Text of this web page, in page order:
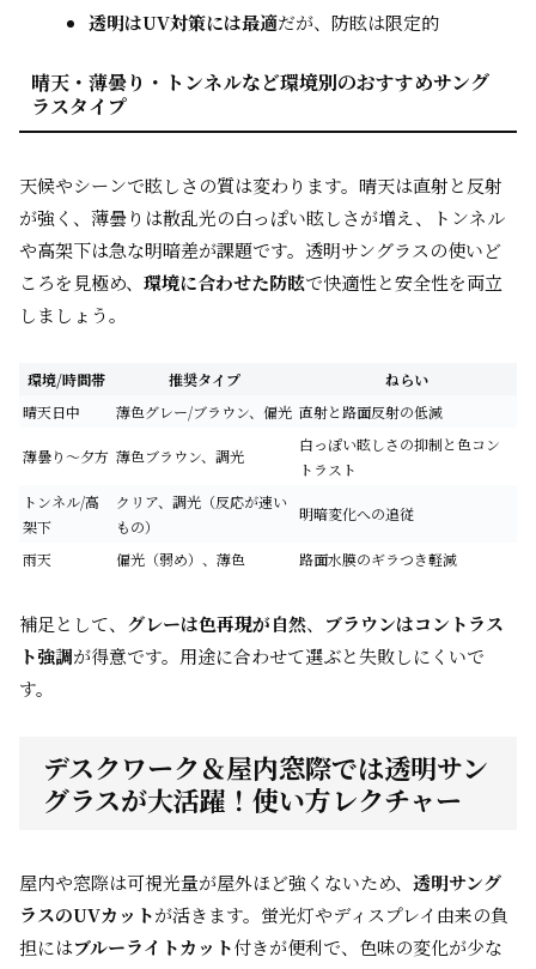
透明はUV対策には最適だが、防眩は限定的
晴天・薄曇り・トンネルなど環境別のおすすめサング
ラスタイプ
天候やシーンで眩しさの質は変わります。晴天は直射と反射
が強く、薄曇りは散乱光の白っぽい眩しさが増え、トンネル
や高架下は急な明暗差が課題です。透明サングラスの使いど
ころを見極め、 環境に合わせた防眩で快適性と安全性を両立
しましょう。
環境/時間帯 推奨タイプ
ねらい
晴天日中
薄色グレー/ブラウン、偏光 直射と路面反射の低減
薄曇り〜夕方 薄色ブラウン、調光
白っぽい眩しさの抑制と色コン
トラスト
トンネル/高
架下
クリア、調光（反応が速い
もの）
明暗変化への追従
雨天 偏光（弱め）、薄色 路面水膜のギラつき軽減
補足として、 グレーは色再現が自然、 ブラウンはコントラス
ト強調が得意です。用途に合わせて選ぶと失敗しにくいで
す。
デスクワーク＆屋内窓際では透明サン
グラスが大活躍！使い方レクチャー
屋内や窓際は可視光量が屋外ほど強くないため、 透明サング
ラスのUVカットが活きます。蛍光灯やディスプレイ由来の負
担にはブルーライトカット付きが便利で、色味の変化が少な